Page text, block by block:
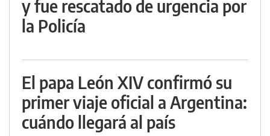
y fue rescatado de urgencia por
la Policía
El papa León XIV confirmó su
primer viaje oficial a Argentina:
cuándo llegará al país